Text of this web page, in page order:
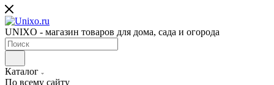
UNIXO - магазин товаров для дома, сада и огорода
Каталог
По всему сайту